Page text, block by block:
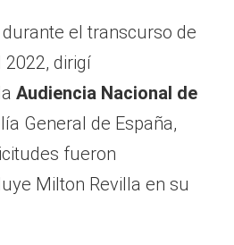
durante el transcurso de
2022, dirigí
Audiencia Nacional de
General de España,
fueron
Milton Revilla en su